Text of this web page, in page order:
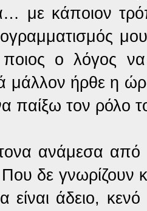
με κάποιον
ο λόγος
μάλλον ήρθε η
παίξω τον ρόλο
ανάμεσα από
δε γνωρίζουν
είναι άδειο,